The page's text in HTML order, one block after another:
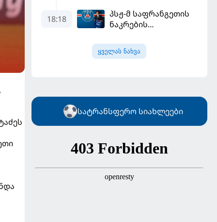
"ჰაიდუკთან"
განადგურდა
18:18
პსჟ-მ საფრანგეთის
ნაკრების
დაიმატა
ყველას ნახვა
სატრანსფერო სიახლეები